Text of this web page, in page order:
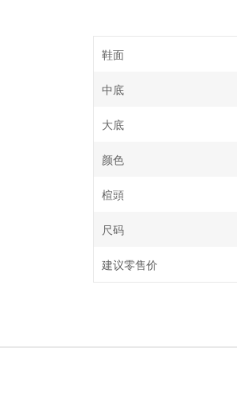
鞋面
中底
大底
颜色
楦頭
尺码
建议零售价